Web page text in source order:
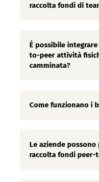
raccolta fondi di
È possibile
to-peer attività
camminata?
Come funzionano i
Le aziende
raccolta fondi peer-